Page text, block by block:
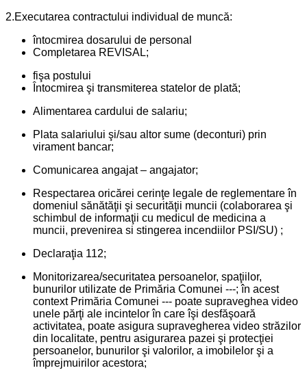
2.Executarea contractului individual de muncă:
întocmirea dosarului de personal
Completarea REVISAL;
fişa postului
Întocmirea şi transmiterea statelor de plată;
Alimentarea cardului de salariu;
Plata salariului şi/sau altor sume (deconturi) prin
virament bancar;
Comunicarea angajat – angajator;
Respectarea oricărei cerinţe legale de reglementare în
domeniul sănătăţii şi securităţii muncii (colaborarea şi
schimbul de informaţii cu medicul de medicina a
muncii, prevenirea si stingerea incendiilor PSI/SU) ;
Declaraţia 112;
Monitorizarea/securitatea persoanelor, spaţiilor,
bunurilor utilizate de Primăria Comunei ---; în acest
context Primăria Comunei --- poate supraveghea video
unele părţi ale incintelor în care îşi desfăşoară
activitatea, poate asigura supravegherea video străzilor
din localitate, pentru asigurarea pazei şi protecţiei
persoanelor, bunurilor şi valorilor, a imobilelor şi a
împrejmuirilor acestora;